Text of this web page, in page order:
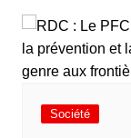
Société